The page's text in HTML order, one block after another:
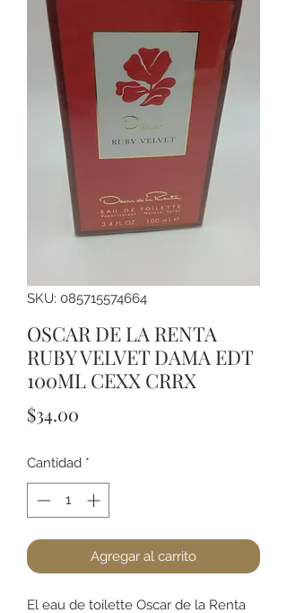
SKU: 085715574664
OSCAR DE LA RENTA
RUBY VELVET DAMA EDT
100ML CEXX CRRX
$34.00
Cantidad *
Agregar al carrito
El eau de toilette Oscar de la Renta